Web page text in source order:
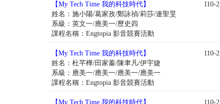
【My Tech Time 我的科技時代】
姓名：施小陽/葛家孜/鄭詠禎/莉莎/連聖旻
系級：英文一/應美一/歷史四
課程名稱：Engtopia 影音競賽活動
110-2
【My Tech Time 我的科技時代】
姓名：杜芊樺/田家蓁/陳聿凡/伊宇婕
系級：應美一/應美一/應美一/應美一
課程名稱：Engtopia 影音競賽活動
110-2
【My Tech Time 我的科技時代】
110-2